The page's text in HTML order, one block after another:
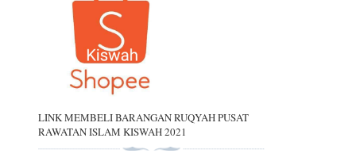
LINK MEMBELI BARANGAN RUQYAH PUSAT
RAWATAN ISLAM KISWAH 2021